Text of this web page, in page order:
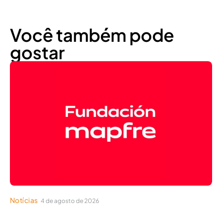
Você também pode
gostar
Notícias 4 de agosto de 2026